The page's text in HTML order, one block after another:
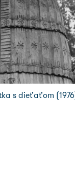
s dieťaťom (1976)